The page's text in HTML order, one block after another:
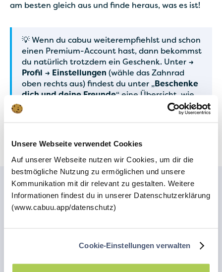
Unsere Webseite verwendet Cookies
Auf unserer Webseite nutzen wir Cookies, um dir die
bestmögliche Nutzung zu ermöglichen und unsere
Kommunikation mit dir relevant zu gestalten. Weitere
Informationen findest du in unserer Datenschutzerklärung
(www.cabuu.app/datenschutz)
Cookie-Einstellungen verwalten
am besten gleich aus und finde heraus, was es ist!
💡 Wenn du cabuu weiterempfiehlst und schon
einen Premium-Account hast, dann bekommst
du natürlich trotzdem ein Geschenk. Unter →
Profil → Einstellungen (wähle das Zahnrad
oben rechts aus) findest du unter „Beschenke
dich und deine Freunde“ eine Übersicht, wie
viele Freunde deine Einladung schon